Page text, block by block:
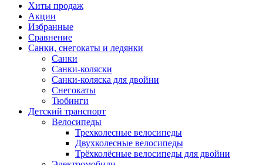
Хиты продаж
Акции
Избранные
Сравнение
Санки, снегокаты и ледянки
Санки
Санки-коляски
Санки-коляска для двойни
Снегокаты
Тюбинги
Детский транспорт
Велосипеды
Трехколесные велосипеды
Двухколесные велосипеды
Трёхколёсные велосипеды для двойни